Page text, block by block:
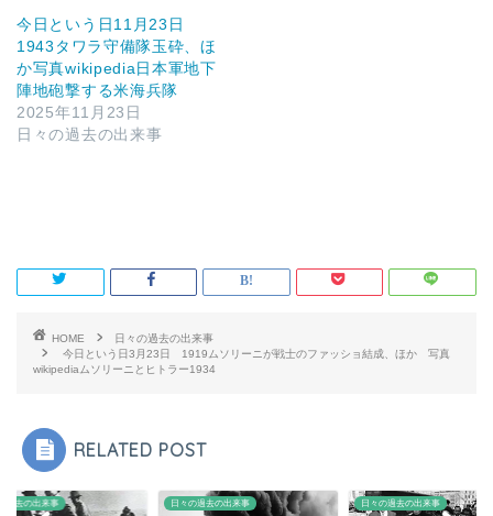
今日という日11月23日
1943タワラ守備隊玉砕、ほ
か写真wikipedia日本軍地下
陣地砲撃する米海兵隊
2025年11月23日
日々の過去の出来事
HOME
日々の過去の出来事
今日という日3月23日 1919ムソリーニが戦士のファッショ結成、ほか 写真
wikipediaムソリーニとヒトラー1934
RELATED POST
過去の出来事 日々の過去の出来事 日々の過去の出来事